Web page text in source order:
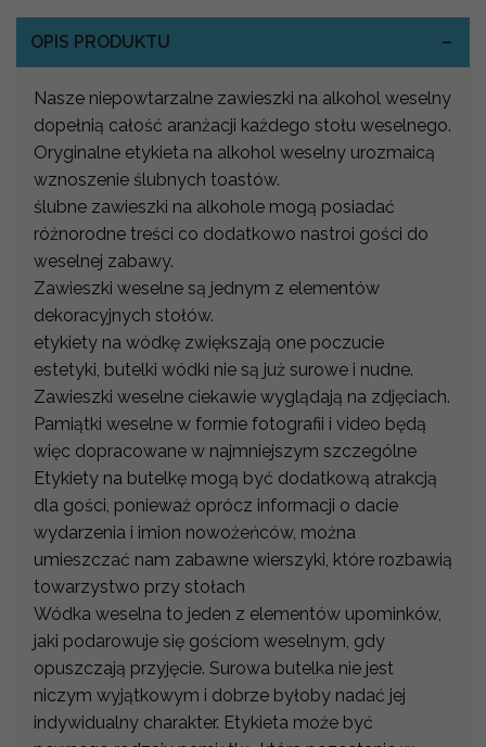
OPIS PRODUKTU
Nasze niepowtarzalne zawieszki na alkohol weselny
dopełnią całość aranżacji każdego stołu weselnego.
Oryginalne etykieta na alkohol weselny urozmaicą
wznoszenie ślubnych toastów.
ślubne zawieszki na alkohole mogą posiadać
różnorodne treści co dodatkowo nastroi gości do
weselnej zabawy.
Zawieszki weselne są jednym z elementów
dekoracyjnych stołów.
etykiety na wódkę zwiększają one poczucie
estetyki, butelki wódki nie są już surowe i nudne.
Zawieszki weselne ciekawie wyglądają na zdjęciach.
Pamiątki weselne w formie fotografii i video będą
więc dopracowane w najmniejszym szczególne
Etykiety na butelkę mogą być dodatkową atrakcją
dla gości, ponieważ oprócz informacji o dacie
wydarzenia i imion nowożeńców, można
umieszczać nam zabawne wierszyki, które rozbawią
towarzystwo przy stołach
Wódka weselna to jeden z elementów upominków,
jaki podarowuje się gościom weselnym, gdy
opuszczają przyjęcie. Surowa butelka nie jest
niczym wyjątkowym i dobrze byłoby nadać jej
indywidualny charakter. Etykieta może być